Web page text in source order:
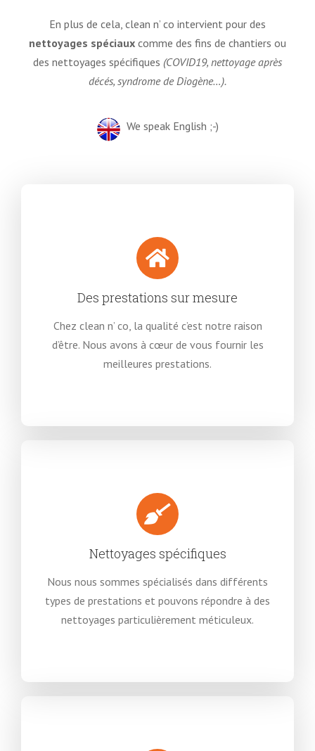
En plus de cela, clean n’ co intervient pour des
nettoyages spéciaux comme des fins de chantiers ou
des nettoyages spécifiques (COVID19, nettoyage après
décés, syndrome de Diogène…).
We speak English ;-)
Des prestations sur mesure
Chez clean n’ co, la qualité c’est notre raison
d’être. Nous avons à cœur de vous fournir les
meilleures prestations.
Nettoyages spécifiques
Nous nous sommes spécialisés dans différents
types de prestations et pouvons répondre à des
nettoyages particulièrement méticuleux.